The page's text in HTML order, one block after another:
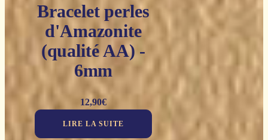
Bracelet perles
d'Amazonite
(qualité AA) -
6mm
12,90€
LIRE LA SUITE